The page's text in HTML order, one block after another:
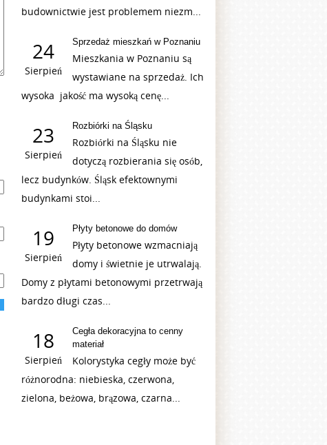
budownictwie jest problemem niezm...
24
Sierpień
Sprzedaż mieszkań w Poznaniu
Mieszkania w Poznaniu są
wystawiane na sprzedaż. Ich
wysoka jakość ma wysoką cenę...
23
Sierpień
Rozbiórki na Śląsku
Rozbiórki na Śląsku nie
dotyczą rozbierania się osób,
lecz budynków. Śląsk efektownymi
budynkami stoi...
19
Sierpień
Płyty betonowe do domów
Płyty betonowe wzmacniają
domy i świetnie je utrwalają.
Domy z płytami betonowymi przetrwają
bardzo długi czas...
18
Sierpień
Cegła dekoracyjna to cenny
materiał
Kolorystyka cegły może być
różnorodna: niebieska, czerwona,
zielona, beżowa, brązowa, czarna...